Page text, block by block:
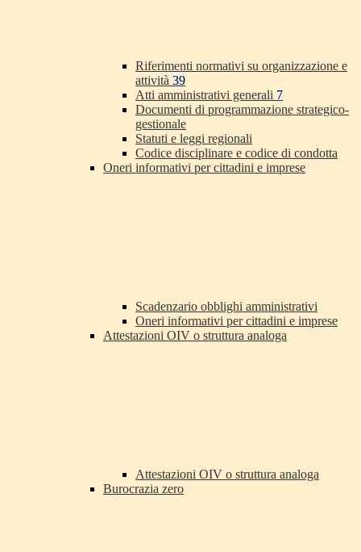
Riferimenti normativi su organizzazione e
attività 39
Atti amministrativi generali 7
Documenti di programmazione strategico-
gestionale
Statuti e leggi regionali
Codice disciplinare e codice di condotta
Oneri informativi per cittadini e imprese
Scadenzario obblighi amministrativi
Oneri informativi per cittadini e imprese
Attestazioni OIV o struttura analoga
Attestazioni OIV o struttura analoga
Burocrazia zero